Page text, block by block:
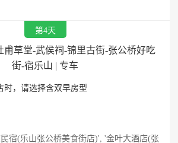
第4天
甫草堂-武侯祠-锦里古街-张公桥好吃
街-宿乐山 | 专车
时，请选择含双早房型
宿(乐山张公桥美食街店)', '金叶大酒店(张